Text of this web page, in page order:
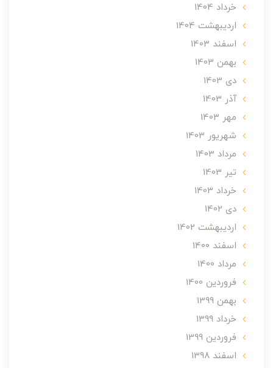
خرداد 1404
ارديبهشت 1404
اسفند 1403
بهمن 1403
دی 1403
آذر 1403
مهر 1403
شهریور 1403
مرداد 1403
تير 1403
خرداد 1403
دی 1402
ارديبهشت 1402
اسفند 1400
مرداد 1400
فروردین 1400
بهمن 1399
خرداد 1399
فروردین 1399
اسفند 1398